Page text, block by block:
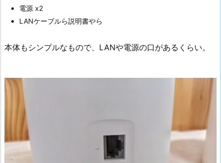
電源 x2
LANケーブルら説明書やら
本体もシンプルなもので、LANや電源の口があるくらい。